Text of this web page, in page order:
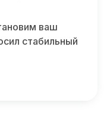
ваш
стабильный